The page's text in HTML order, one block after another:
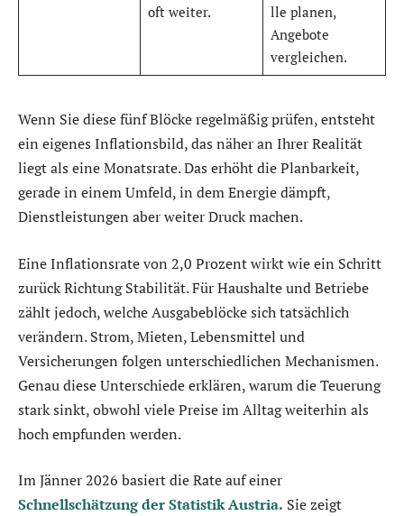
oft weiter.
lle planen,
Angebote
vergleichen.
Wenn Sie diese fünf Blöcke regelmäßig prüfen, entsteht
ein eigenes Inflationsbild, das näher an Ihrer Realität
liegt als eine Monatsrate. Das erhöht die Planbarkeit,
gerade in einem Umfeld, in dem Energie dämpft,
Dienstleistungen aber weiter Druck machen.
Eine Inflationsrate von 2,0 Prozent wirkt wie ein Schritt
zurück Richtung Stabilität. Für Haushalte und Betriebe
zählt jedoch, welche Ausgabeblöcke sich tatsächlich
verändern. Strom, Mieten, Lebensmittel und
Versicherungen folgen unterschiedlichen Mechanismen.
Genau diese Unterschiede erklären, warum die Teuerung
stark sinkt, obwohl viele Preise im Alltag weiterhin als
hoch empfunden werden.
Im Jänner 2026 basiert die Rate auf einer
Schnellschätzung der Statistik Austria. Sie zeigt